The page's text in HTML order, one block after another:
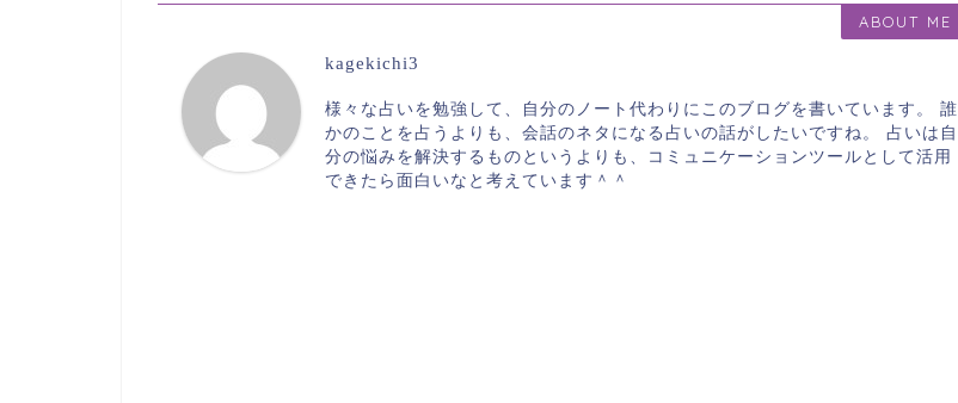
ABOUT ME
kagekichi3
様々な占いを勉強して、自分のノート代わりにこのブログを書いています。 誰
かのことを占うよりも、会話のネタになる占いの話がしたいですね。 占いは自
分の悩みを解決するものというよりも、コミュニケーションツールとして活用
できたら面白いなと考えています＾＾